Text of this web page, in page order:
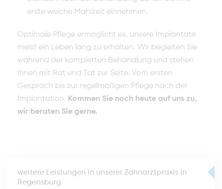
erste weiche Mahlzeit einnehmen.
Optimale Pflege ermöglicht es, unsere Implantate
meist ein Leben lang zu erhalten. Wir begleiten Sie
während der kompletten Behandlung und stehen
Ihnen mit Rat und Tat zur Seite: Vom ersten
Gespräch bis zur regelmäßigen Pflege nach der
Implantation. Kommen Sie noch heute auf uns zu,
wir beraten Sie gerne.
weitere Leistungen in unserer Zahnarztpraxis in
Regensburg